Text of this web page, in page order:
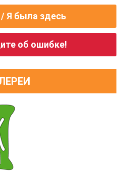
Я была здесь
об ошибке!